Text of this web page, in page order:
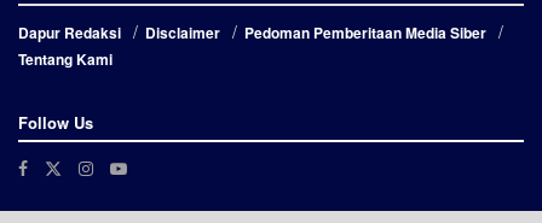
Dapur Redaksi Disclaimer
Pedoman Pemberitaan Media Siber
Tentang Kami
Follow Us